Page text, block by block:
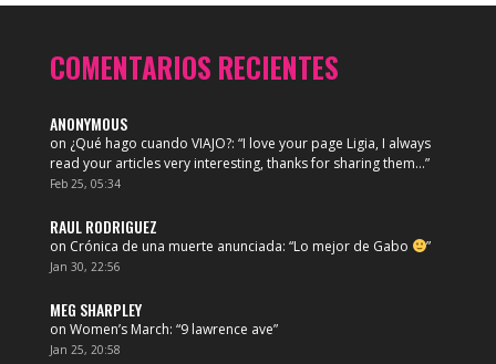
COMENTARIOS RECIENTES
ANONYMOUS
on ¿Qué hago cuando VIAJO?: “I love your page Ligia, I always
read your articles very interesting, thanks for sharing them…”
Feb 25, 05:34
RAUL RODRIGUEZ
on Crónica de una muerte anunciada: “Lo mejor de Gabo ”
Jan 30, 22:56
MEG SHARPLEY
on Women’s March: “9 lawrence ave”
Jan 25, 20:58